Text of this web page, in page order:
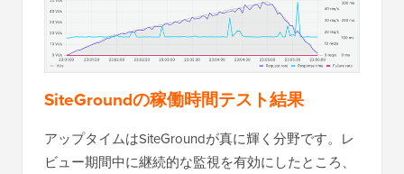
SiteGroundの稼働時間テスト結果
アップタイムはSiteGroundが真に輝く分野です。レ
ビュー期間中に継続的な監視を有効にしたところ、